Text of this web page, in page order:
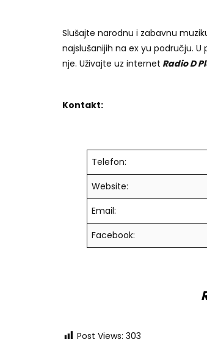
Slušajte narodnu i zabavnu
najslušanijih na ex yu području. U
nje. Uživajte uz internet Radio D
Kontakt:
Telefon:
Website:
Email:
Facebook:
Post Views: 303